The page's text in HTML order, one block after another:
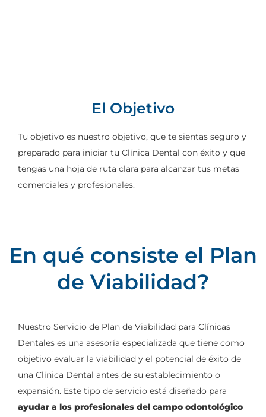
El Objetivo
Tu objetivo es nuestro objetivo, que te sientas seguro y
preparado para iniciar tu Clínica Dental con éxito y que
tengas una hoja de ruta clara para alcanzar tus metas
comerciales y profesionales.
En qué consiste el Plan
de Viabilidad?
Nuestro Servicio de Plan de Viabilidad para Clínicas
Dentales es una asesoría especializada que tiene como
objetivo evaluar la viabilidad y el potencial de éxito de
una Clínica Dental antes de su establecimiento o
expansión. Este tipo de servicio está diseñado para
ayudar a los profesionales del campo odontológico